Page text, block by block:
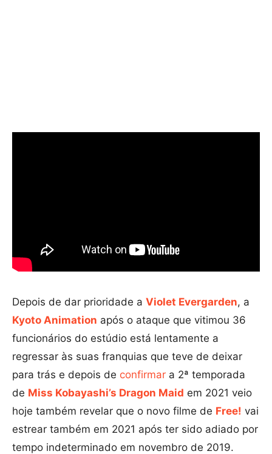
Depois de dar prioridade a Violet Evergarden, a
Kyoto Animation após o ataque que vitimou 36
funcionários do estúdio está lentamente a
regressar às suas franquias que teve de deixar
para trás e depois de confirmar a 2ª temporada
de Miss Kobayashi’s Dragon Maid em 2021 veio
hoje também revelar que o novo filme de Free! vai
estrear também em 2021 após ter sido adiado por
tempo indeterminado em novembro de 2019.